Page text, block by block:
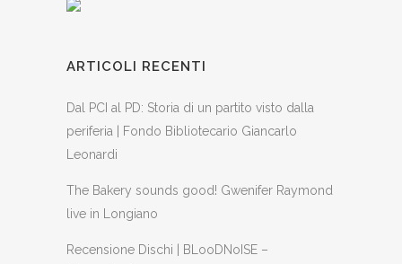
ARTICOLI RECENTI
Dal PCI al PD: Storia di un partito visto dalla
periferia | Fondo Bibliotecario Giancarlo
Leonardi
The Bakery sounds good! Gwenifer Raymond
live in Longiano
Recensione Dischi | BLooDNoISE –